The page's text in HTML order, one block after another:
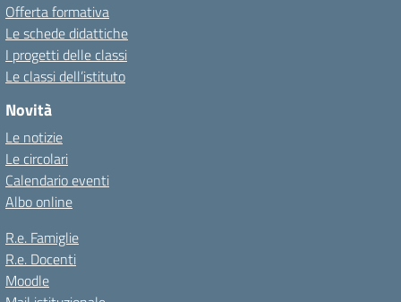
Offerta formativa
Le schede didattiche
I progetti delle classi
Le classi dell’istituto
Novità
Le notizie
Le circolari
Calendario eventi
Albo online
R.e. Famiglie
R.e. Docenti
Moodle